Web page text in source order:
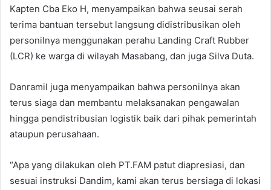
Kapten Cba Eko H, menyampaikan bahwa seusai serah
terima bantuan tersebut langsung didistribusikan oleh
personilnya menggunakan perahu Landing Craft Rubber
(LCR) ke warga di wilayah Masabang, dan juga Silva Duta.
Danramil juga menyampaikan bahwa personilnya akan
terus siaga dan membantu melaksanakan pengawalan
hingga pendistribusian logistik baik dari pihak pemerintah
ataupun perusahaan.
“Apa yang dilakukan oleh PT.FAM patut diapresiasi, dan
sesuai instruksi Dandim, kami akan terus bersiaga di lokasi